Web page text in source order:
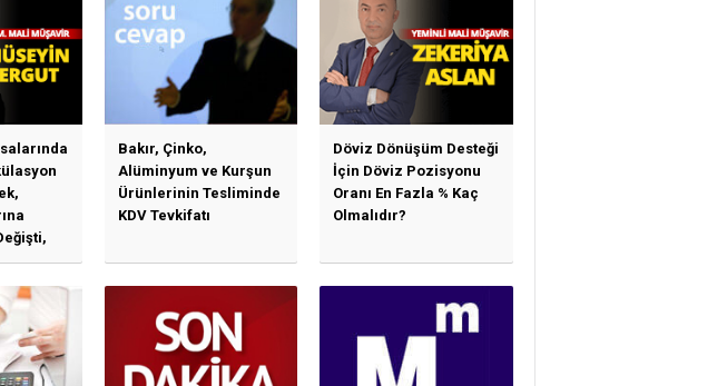
Hamle
Yerinde
Bakır, Çinko,
Alüminyum ve Kurşun
Ürünlerinin Tesliminde
KDV Tevkifatı
Döviz Dönüşüm Desteği
İçin Döviz Pozisyonu
Oranı En Fazla % Kaç
Olmalıdır?